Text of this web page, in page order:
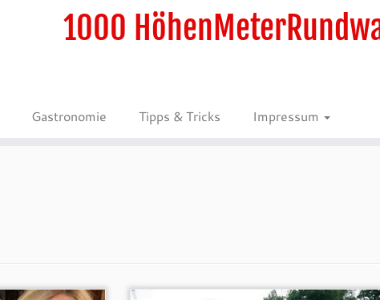
1000
Gastronomie Tipps & Tricks Impressum